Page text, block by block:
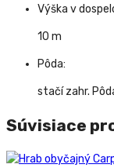
Výška v
10 m
Pôda:
stačí zahr.
Súvisiace